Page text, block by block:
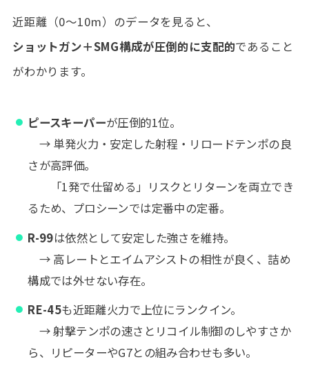
近距離（0〜10m）のデータを見ると、
ショットガン＋SMG構成が圧倒的に支配的であること
がわかります。
ピースキーパーが圧倒的1位。
→ 単発火力・安定した射程・リロードテンポの良
さが高評価。
「1発で仕留める」リスクとリターンを両立でき
るため、プロシーンでは定番中の定番。
R-99は依然として安定した強さを維持。
→ 高レートとエイムアシストの相性が良く、詰め
構成では外せない存在。
RE-45も近距離火力で上位にランクイン。
→ 射撃テンポの速さとリコイル制御のしやすさか
ら、リピーターやG7との組み合わせも多い。